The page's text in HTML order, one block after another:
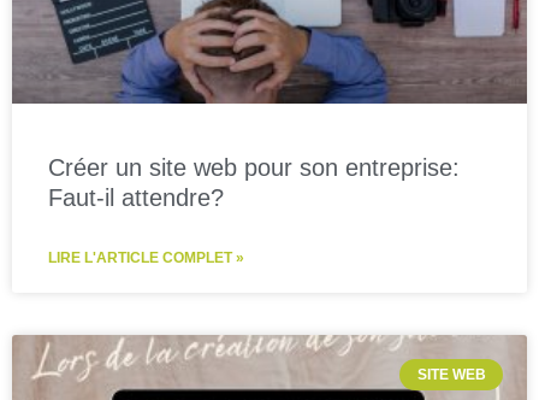
Créer un site web pour son entreprise:
Faut-il attendre?
LIRE L'ARTICLE COMPLET »
SITE WEB